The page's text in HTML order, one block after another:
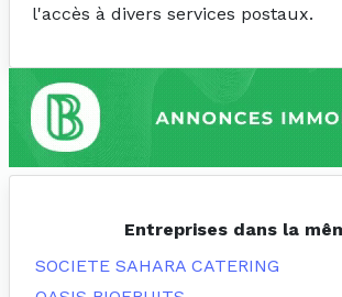
l'accès à divers services postaux.
Entreprises dans la
SOCIETE SAHARA CATERING